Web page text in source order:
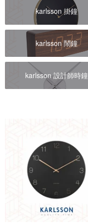
karlsson 掛鐘
karlsson 鬧鐘
karlsson 設計師時鐘